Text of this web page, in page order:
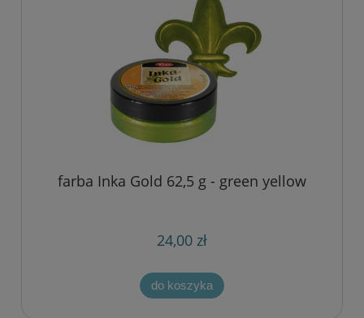
farba Inka Gold 62,5 g - green yellow
24,00 zł
do koszyka